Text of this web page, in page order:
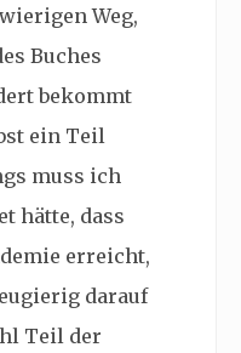
Weg,
Buches
bekommt
ein Teil
muss ich
hätte, dass
erreicht,
darauf
Teil der